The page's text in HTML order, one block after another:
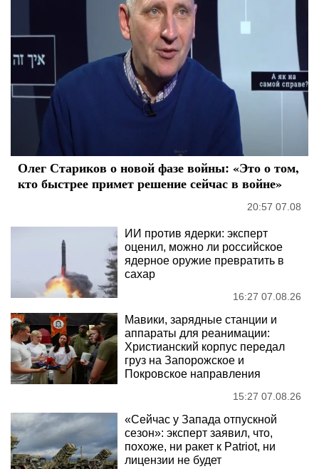
Олег Стариков о новой фазе войны: «Это о том,
кто быстрее примет решение сейчас в войне»
20:57 07.08
ИИ против ядерки: эксперт
оценил, можно ли российское
ядерное оружие превратить в
сахар
16:27 07.08.26
Мавики, зарядные станции и
аппараты для реанимации:
Христианский корпус передал
груз на Запорожское и
Покровское направления
15:27 07.08.26
«Сейчас у Запада отпускной
сезон»: эксперт заявил, что,
похоже, ни ракет к Patriot, ни
лицензии не будет